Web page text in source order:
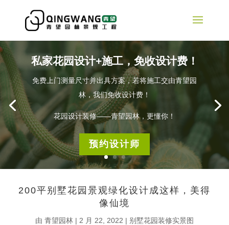
私家花园设计+施工，免收设计费！
免费上门测量尺寸并出具方案，若将施工交由青望园
林，我们免收设计费！
花园设计装修——青望园林，更懂你！
预约设计师
200平别墅花园景观绿化设计成这样，美得
像仙境
由 青望园林 | 2 月 22, 2022 | 别墅花园装修实景图